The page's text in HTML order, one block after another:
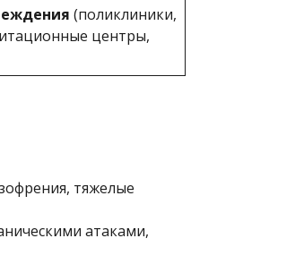
(поликлиники,
центры,
тяжелые
атаками,